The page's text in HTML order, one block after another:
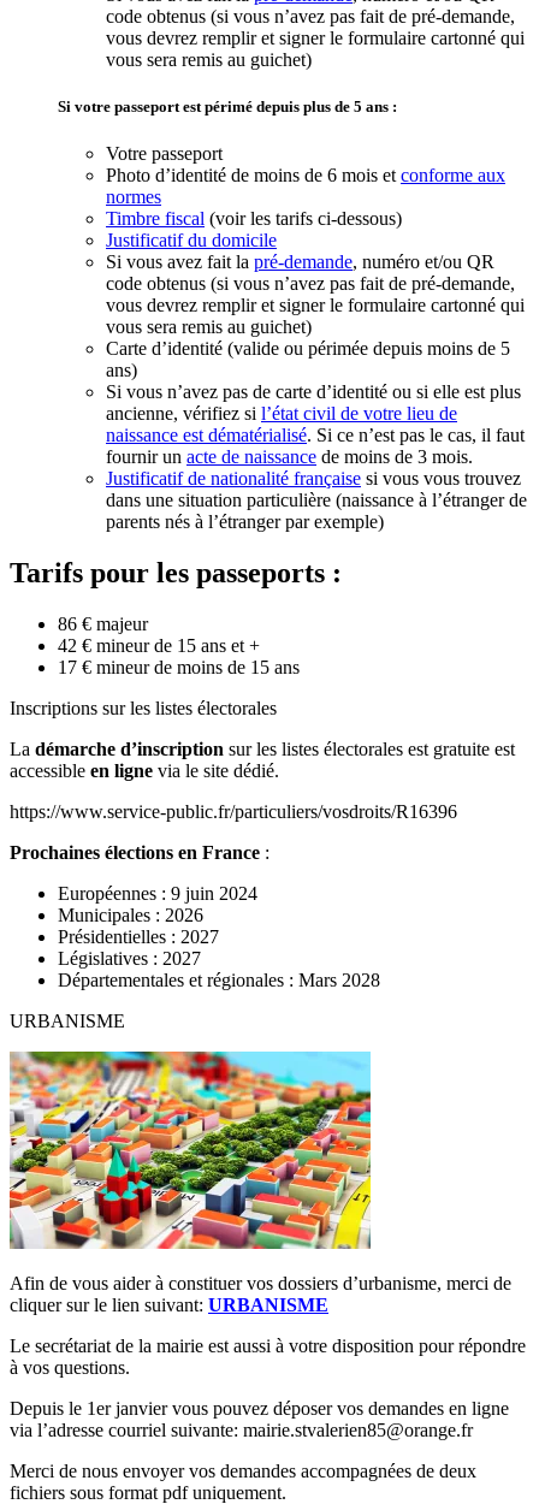
code obtenus (si vous n’avez pas fait de pré-demande,
vous devrez remplir et signer le formulaire cartonné qui
vous sera remis au guichet)
Si votre passeport est périmé depuis plus de 5 ans :
Votre passeport
Photo d’identité de moins de 6 mois et conforme aux
normes
Timbre fiscal (voir les tarifs ci-dessous)
Justificatif du domicile
Si vous avez fait la pré-demande, numéro et/ou QR
code obtenus (si vous n’avez pas fait de pré-demande,
vous devrez remplir et signer le formulaire cartonné qui
vous sera remis au guichet)
Carte d’identité (valide ou périmée depuis moins de 5
ans)
Si vous n’avez pas de carte d’identité ou si elle est plus
ancienne, vérifiez si l’état civil de votre lieu de
naissance est dématérialisé. Si ce n’est pas le cas, il faut
fournir un acte de naissance de moins de 3 mois.
Justificatif de nationalité française si vous vous trouvez
dans une situation particulière (naissance à l’étranger de
parents nés à l’étranger par exemple)
Tarifs pour les passeports :
86 € majeur
42 € mineur de 15 ans et +
17 € mineur de moins de 15 ans
Inscriptions sur les listes électorales
La démarche d’inscription sur les listes électorales est gratuite est
accessible en ligne via le site dédié.
https://www.service-public.fr/particuliers/vosdroits/R16396
Prochaines élections en France :
Européennes : 9 juin 2024
Municipales : 2026
Présidentielles : 2027
Législatives : 2027
Départementales et régionales : Mars 2028
URBANISME
Afin de vous aider à constituer vos dossiers d’urbanisme, merci de
cliquer sur le lien suivant: URBANISME
Le secrétariat de la mairie est aussi à votre disposition pour répondre
à vos questions.
Depuis le 1er janvier vous pouvez déposer vos demandes en ligne
via l’adresse courriel suivante: mairie.stvalerien85@orange.fr
Merci de nous envoyer vos demandes accompagnées de deux
fichiers sous format pdf uniquement.